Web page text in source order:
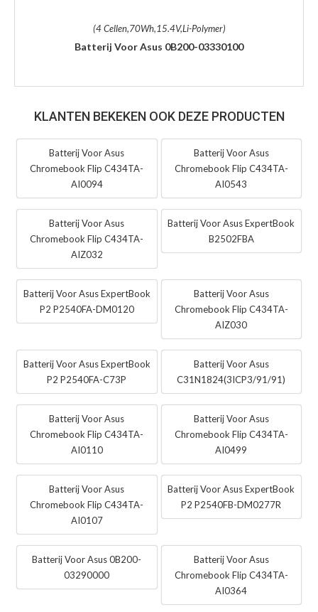
(4 Cellen,70Wh,15.4V,Li-Polymer)
Batterij Voor Asus 0B200-03330100
KLANTEN BEKEKEN OOK DEZE PRODUCTEN
Batterij Voor Asus
Chromebook Flip C434TA-
AI0094
Batterij Voor Asus
Chromebook Flip C434TA-
AI0543
Batterij Voor Asus
Chromebook Flip C434TA-
AIZ032
Batterij Voor Asus ExpertBook
B2502FBA
Batterij Voor Asus ExpertBook
P2 P2540FA-DM0120
Batterij Voor Asus
Chromebook Flip C434TA-
AIZ030
Batterij Voor Asus ExpertBook
P2 P2540FA-C73P
Batterij Voor Asus
C31N1824(3ICP3/91/91)
Batterij Voor Asus
Chromebook Flip C434TA-
AI0110
Batterij Voor Asus
Chromebook Flip C434TA-
AI0499
Batterij Voor Asus
Chromebook Flip C434TA-
AI0107
Batterij Voor Asus ExpertBook
P2 P2540FB-DM0277R
Batterij Voor Asus 0B200-
03290000
Batterij Voor Asus
Chromebook Flip C434TA-
AI0364